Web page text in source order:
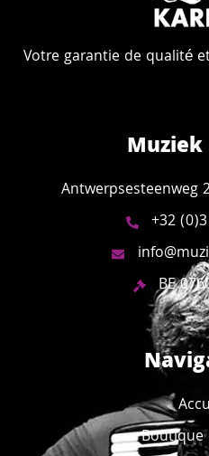
Votre garantie de qualité
Antwerpsesteenweg
+32
BE
Boutique